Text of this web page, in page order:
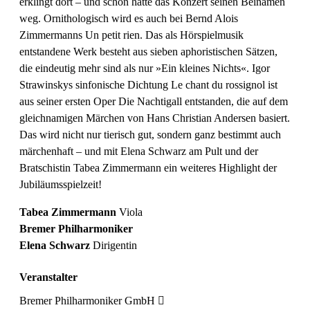
weg. Ornithologisch wird es auch bei Bernd Alois
Zimmermanns Un petit rien. Das als Hörspielmusik
entstandene Werk besteht aus sieben aphoristischen Sätzen,
die eindeutig mehr sind als nur »Ein kleines Nichts«. Igor
Strawinskys sinfonische Dichtung Le chant du rossignol ist
aus seiner ersten Oper Die Nachtigall entstanden, die auf dem
gleichnamigen Märchen von Hans Christian Andersen basiert.
Das wird nicht nur tierisch gut, sondern ganz bestimmt auch
märchenhaft – und mit Elena Schwarz am Pult und der
Bratschistin Tabea Zimmermann ein weiteres Highlight der
Jubiläumsspielzeit!
Tabea Zimmermann Viola
Bremer Philharmoniker
Elena Schwarz Dirigentin
Veranstalter
Bremer Philharmoniker GmbH